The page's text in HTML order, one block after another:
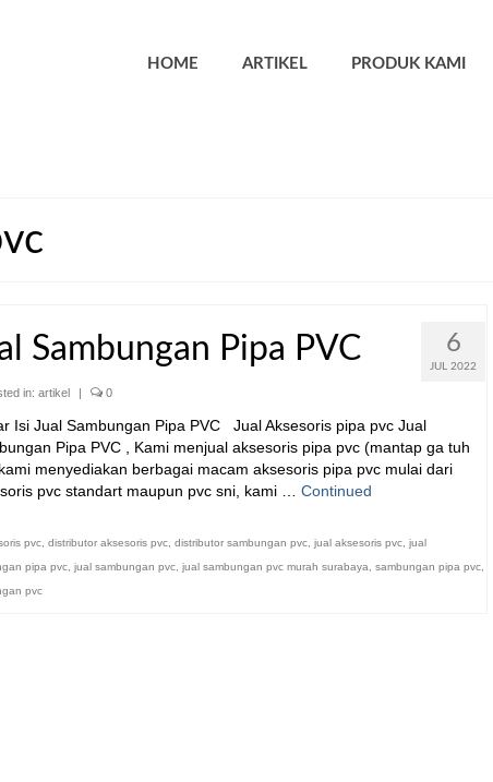
HOME ARTIKEL PRODUK KAMI
6
JUL 2022
Sambungan Pipa PVC
in: artikel | 0
Isi Jual Sambungan Pipa PVC Jual Aksesoris pipa pvc Jual
Pipa PVC , Kami menjual aksesoris pipa pvc (mantap ga tuh
menyediakan berbagai macam aksesoris pipa pvc mulai dari
pvc standart maupun pvc sni, kami … Continued
pvc, distributor aksesoris pvc, distributor sambungan pvc, jual aksesoris pvc, jual
pipa pvc, jual sambungan pvc, jual sambungan pvc murah surabaya sambungan pipa pvc,
pvc